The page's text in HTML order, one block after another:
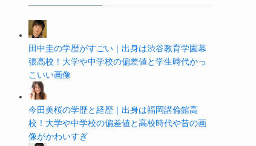
田中圭の学歴がすごい｜出身は渋谷教育学園幕
張高校！大学や中学校の偏差値と学生時代かっ
こいい画像
今田美桜の学歴と経歴｜出身は福岡講倫館高
校！大学や中学校の偏差値と高校時代や昔の画
像がかわいすぎ